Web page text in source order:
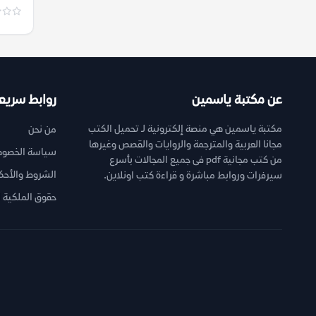
عن مكتبة ياسمين
مكتبة ياسمين هي منصة إلكترونية لـ تحميل الكتب
مجانا العربية والمترجمة والروايات والقصص وغيرها
من كتب مجانية pdf فى جميع المجالات بأسرع
سيرفرات وروابط مباشرة و قراءة كتب اونلاين.
روابط
من نحن
سياسة
الشروط
حقوق الملكية